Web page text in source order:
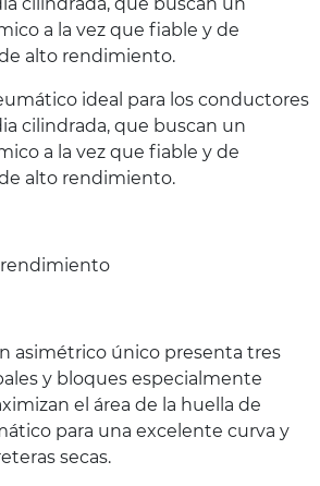
a la vez que fiable y de
alto rendimiento.
ideal para los conductores
cilindrada, que buscan un
a la vez que fiable y de
alto rendimiento.
asimétrico único presenta tres
y bloques especialmente
el área de la huella de
para una excelente curva y
secas.